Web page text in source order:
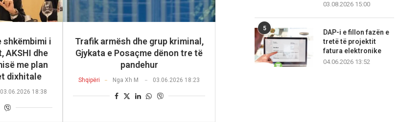
shkëmbimi i
AKSHI dhe
me plan
dixhitale
03.06.2026 18:38
Trafik armësh dhe grup kriminal,
Gjykata e Posaçme dënon tre të
pandehur
Shqipëri NgaXh M 03.06.2026 18:23
03.08.2026 15:00
5
DAP-i e fillon fazën e
tretë të projektit
fatura elektronike
04.06.2026 13:52